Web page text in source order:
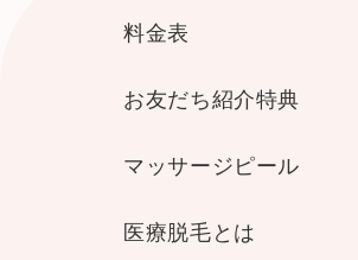
料金表
お友だち紹介特典
マッサージピール
医療脱毛とは